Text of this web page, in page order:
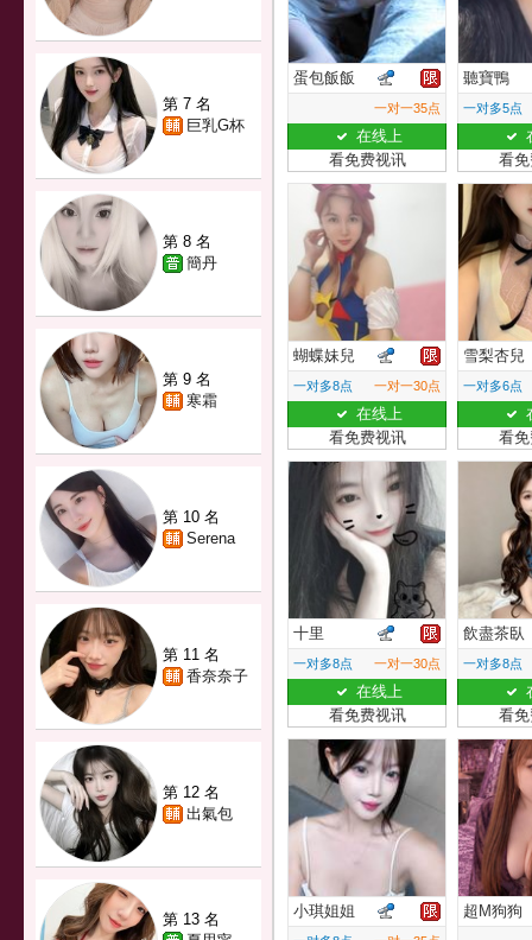
第 7 名
巨乳G杯
第 8 名
簡丹
第 9 名
寒霜
第 10 名
Serena
第 11 名
香奈奈子
第 12 名
出氣包
第 13 名
蛋包飯飯
一对一35点
在线上
看免费视讯
聽寶鴨
一对多5点
看
蝴蝶妹兒
一对多8点 一对一30点
在线上
看免费视讯
雪梨杏兒
一对多6点
看
十里
一对多8点 一对一30点
在线上
看免费视讯
飲盡茶臥
一对多8点
看
小琪姐姐 超M狗狗